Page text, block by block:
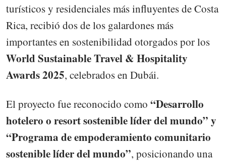
turísticos y residenciales más influyentes de Costa
Rica, recibió dos de los galardones más
importantes en sostenibilidad otorgados por los
World Sustainable Travel & Hospitality
Awards 2025, celebrados en Dubái.
El proyecto fue reconocido como “Desarrollo
hotelero o resort sostenible líder del mundo” y
“Programa de empoderamiento comunitario
sostenible líder del mundo”, posicionando una